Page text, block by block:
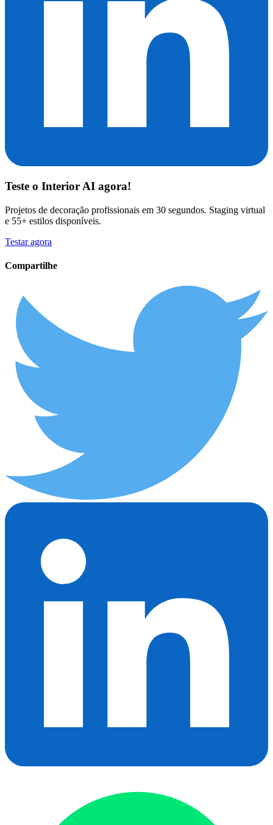
Teste o Interior AI agora!
Projetos de decoração profissionais em 30 segundos. Staging virtual
e 55+ estilos disponíveis.
Testar agora
Compartilhe